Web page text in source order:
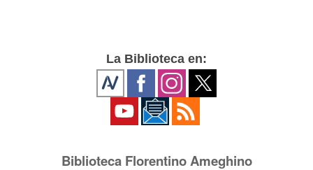
La Biblioteca en:
Biblioteca Florentino Ameghino